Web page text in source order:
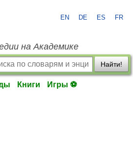
EN DE ES FR
на Академике
Найти!
Книги Игры ⚽